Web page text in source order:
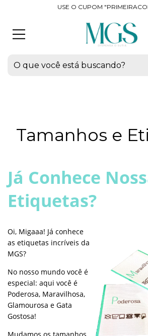
USE O CUPOM
Tamanhos e
Já Conhece
Etiquetas?
Oi, Migaaa! Já conhece
as etiquetas incríveis da
MGS?
No nosso mundo você é
especial: aqui você é
Poderosa, Maravilhosa,
Glamourosa e Gata
Gostosa!